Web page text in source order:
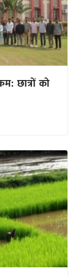
छात्रों को